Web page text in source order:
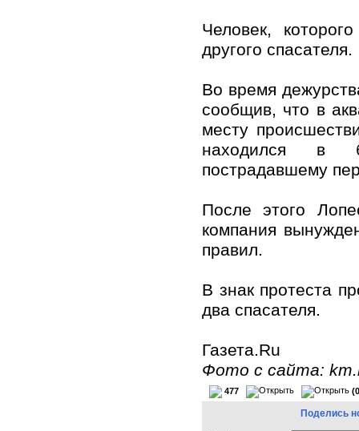
Человек,
другого спасателя.
Во время
сообщив, что в
месту
находился в
пострадавшему
После этого
компания
правил.
В знак протеста
два спасателя.
Газета.Ru
Фото с сайта:
477
Поделись